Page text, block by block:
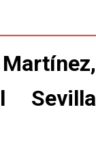
el centro
al Genoa
Mir al Aris
Sevilla